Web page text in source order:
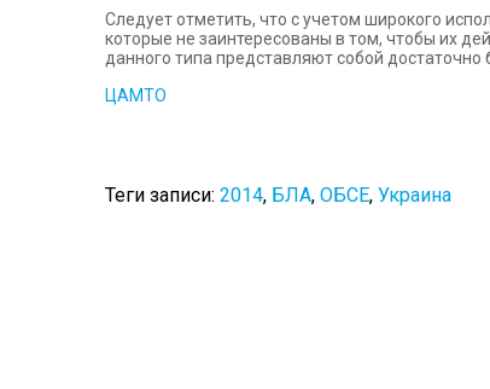
Следует отметить, что с учетом широкого
которые не заинтересованы в том, чтобы их
данного типа представляют собой
ЦАМТО
Теги записи: 2014, БЛА, ОБСЕ, Украина